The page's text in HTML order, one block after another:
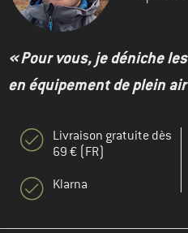
« Pour vous, je déniche
en équipement de plein
Livraison gratuite dès
69 € (FR)
Klarna